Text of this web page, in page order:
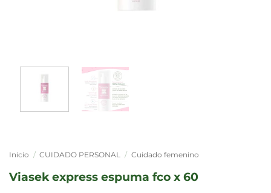
Inicio / CUIDADO PERSONAL / Cuidado femenino
viasek express espuma fco x 60